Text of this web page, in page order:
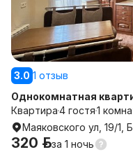
3.0 1 отзыв
Однокомнатная
Квартира4 гостя1
Маяковского ул, 19/1,
320 р.за 1 ночь